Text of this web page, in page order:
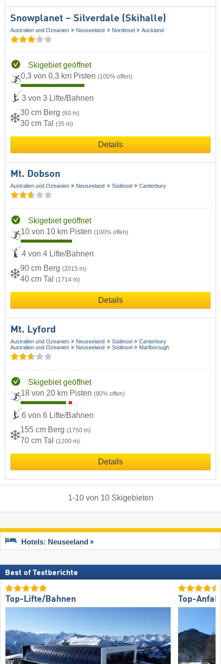
Snowplanet – Silverdale (Skihalle)
Australien und Ozeanien Neuseeland Nordinsel Auckland
Skigebiet geöffnet
0,3 von 0,3 km Pisten (100% offen)
3 von 3 Lifte/Bahnen
30 cm Berg (60 m)
30 cm Tal (35 m)
Details
Mt. Dobson
Australien und Ozeanien Neuseeland Südinsel Canterbury
Skigebiet geöffnet
10 von 10 km Pisten (100% offen)
4 von 4 Lifte/Bahnen
90 cm Berg (2015 m)
40 cm Tal (1714 m)
Details
Mt. Lyford
Australien und Ozeanien Neuseeland Südinsel
Canterbury
Australien und Ozeanien
Neuseeland Südinsel Marlborough
Skigebiet geöffnet
18 von 20 km Pisten (90% offen)
6 von 6 Lifte/Bahnen
155 cm Berg (1750 m)
70 cm Tal (1200 m)
Details
1-10von 10 Skigebieten
Hotels: Neuseeland
Best of Testberichte
Top-Lifte/Bahnen Top-